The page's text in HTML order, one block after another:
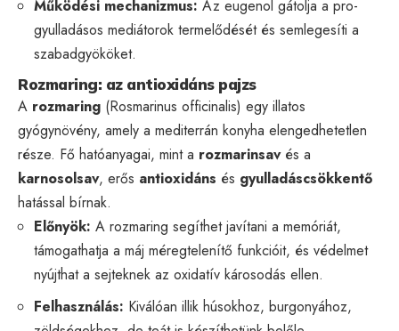
Működési mechanizmus: Az eugenol gátolja a pro-
gyulladásos mediátorok termelődését és semlegesíti a
szabadgyököket.
Rozmaring: az antioxidáns pajzs
A rozmaring (Rosmarinus officinalis) egy illatos
gyógynövény, amely a mediterrán konyha elengedhetetlen
része. Fő hatóanyagai, mint a rozmarinsavés a
karnosolsav, erős antioxidáns és gyulladáscsökkentő
hatással bírnak.
Előnyök: A rozmaring segíthet javítani a memóriát,
támogathatja a máj méregtelenítő funkcióit, és védelmet
nyújthat a sejteknek az oxidatív károsodás ellen.
Felhasználás: Kiválóan illik húsokhoz, burgonyához,